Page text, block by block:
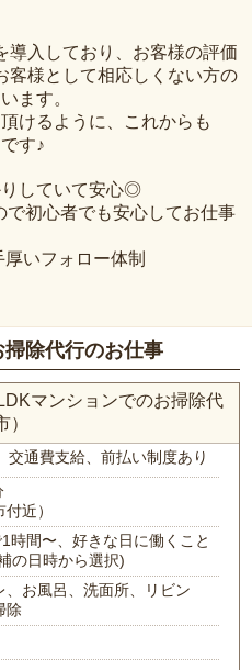
導入しており、お客様の評価
客様として相応しくない方の
ます。
けるように、これからも
す♪
していて安心◎
で初心者でも安心してお仕事
いフォロー体制
除代行のお仕事
マンションでのお掃除代
交通費支給、前払い制度あり
近）
時間〜、好きな日に働くこと
の日時から選択)
、お風呂、洗面所、リビン
除